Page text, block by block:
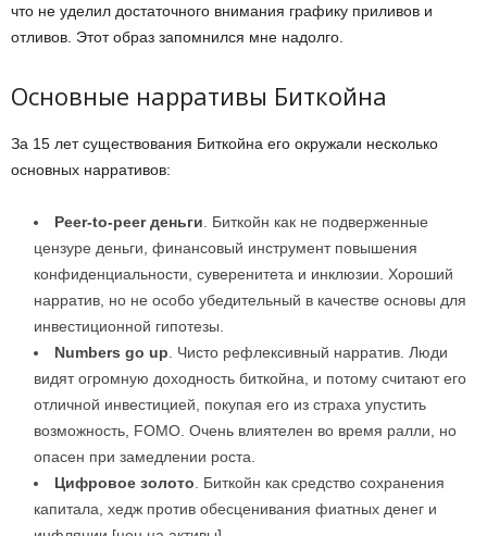
что не уделил достаточного внимания графику приливов и
отливов. Этот образ запомнился мне надолго.
Основные нарративы Биткойна
За 15 лет существования Биткойна его окружали несколько
основных нарративов:
Peer-to-peer деньги . Биткойн как не подверженные
цензуре деньги, финансовый инструмент повышения
конфиденциальности, суверенитета и инклюзии. Хороший
нарратив, но не особо убедительный в качестве основы для
инвестиционной гипотезы.
Numbers go up . Чисто рефлексивный нарратив. Люди
видят огромную доходность биткойна, и потому считают его
отличной инвестицией, покупая его из страха упустить
возможность, FOMO. Очень влиятелен во время ралли, но
опасен при замедлении роста.
Цифровое золото . Биткойн как средство сохранения
капитала, хедж против обесценивания фиатных денег и